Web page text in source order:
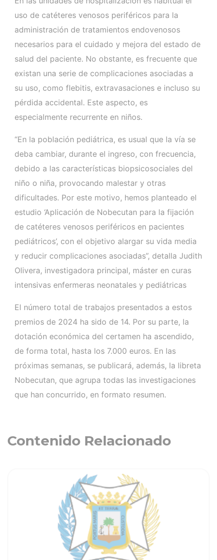
uso de catéteres venosos periféricos para la
administración de tratamientos endovenosos
necesarios para el cuidado y mejora del estado de
salud del paciente. No obstante, es frecuente que
existan una serie de complicaciones asociadas a
su uso, como flebitis, extravasaciones e incluso su
pérdida accidental. Este aspecto, es
especialmente recurrente en niños.
“En la población pediátrica, es usual que la vía se
deba cambiar, durante el ingreso, con frecuencia,
debido a las características biopsicosociales del
niño o niña, provocando malestar y otras
dificultades. Por este motivo, hemos planteado el
estudio ‘Aplicación de Nobecutan para la fijación
de catéteres venosos periféricos en pacientes
pediátricos’, con el objetivo alargar su vida media
y reducir complicaciones asociadas”, detalla Judith
Olivera, investigadora principal, máster en curas
intensivas enfermeras neonatales y pediátricas
El número total de trabajos presentados a estos
premios de 2024 ha sido de 14. Por su parte, la
dotación económica del certamen ha ascendido,
de forma total, hasta los 7.000 euros. En las
próximas semanas, se publicará, además, la libreta
Nobecutan, que agrupa todas las investigaciones
que han concurrido, en formato resumen.
Contenido Relacionado